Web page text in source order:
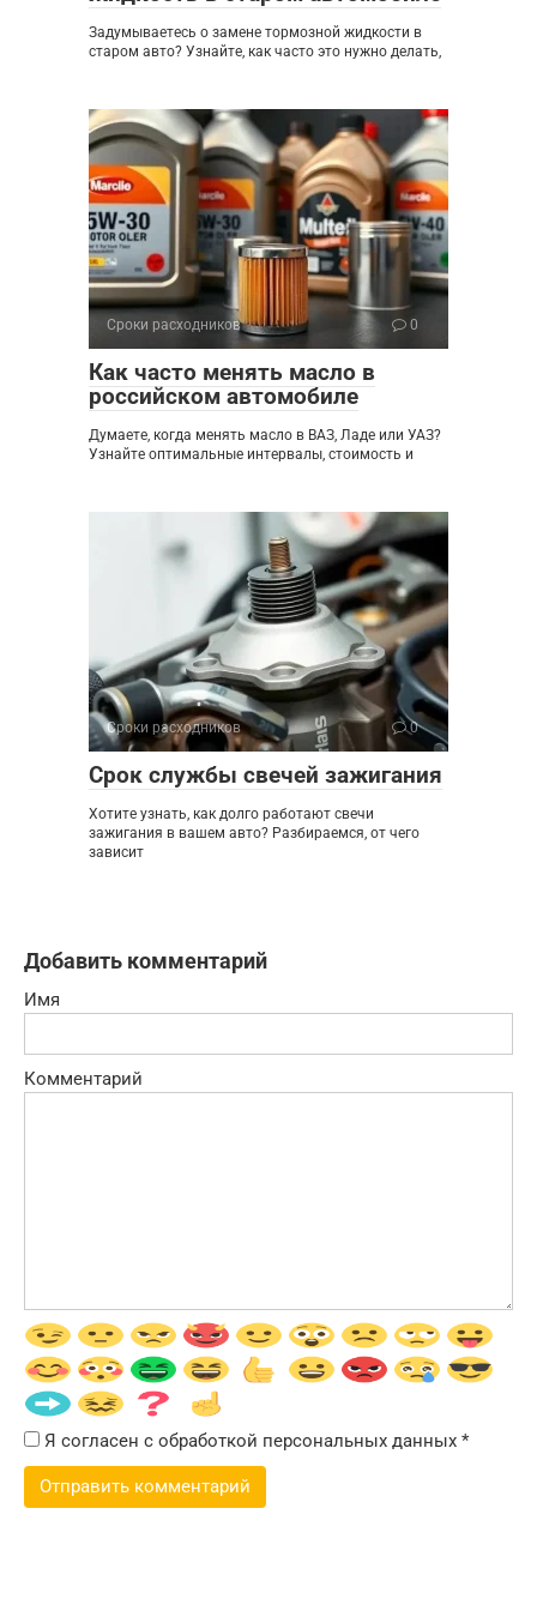
Задумываетесь о замене тормозной жидкости в
старом авто? Узнайте, как часто это нужно делать,
Сроки расходников 0
Как часто менять масло в
российском автомобиле
Думаете, когда менять масло в ВАЗ, Ладе или УАЗ?
Узнайте оптимальные интервалы, стоимость и
Сроки расходников 0
Срок службы свечей зажигания
Хотите узнать, как долго работают свечи
зажигания в вашем авто? Разбираемся, от чего
зависит
Добавить комментарий
Имя
Комментарий
Я согласен с обработкой персональных данных *